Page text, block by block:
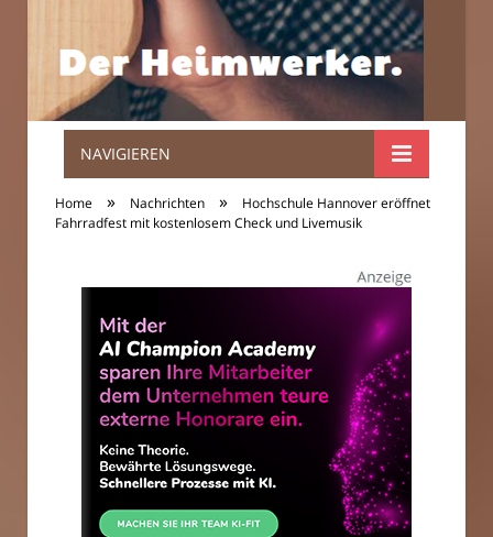
Der
Heimwerker.
NAVIGIEREN
Home » Nachrichten »
Hochschule Hannover eröffnet
Fahrradfest mit kostenlosem Check und Livemusik